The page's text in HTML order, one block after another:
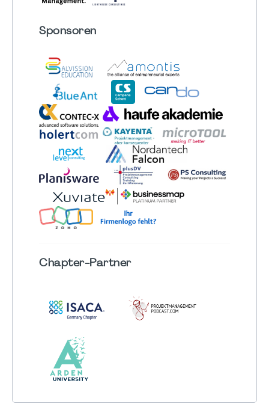
Sponsoren
Chapter-Partner